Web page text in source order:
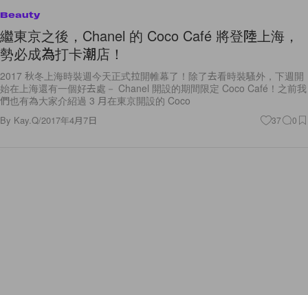
Beauty
繼東京之後，Chanel 的 Coco Café 將登陸上海，
勢必成為打卡潮店！
2017 秋冬上海時裝週今天正式拉開帷幕了！除了去看時裝騷外，下週開
始在上海還有一個好去處－ Chanel 開設的期間限定 Coco Café！之前我
們也有為大家介紹過 3 月在東京開設的 Coco
By Kay.Q/2017年4月7日 37 0